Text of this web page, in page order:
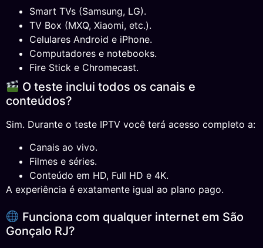
Smart TVs (Samsung, LG).
TV Box (MXQ, Xiaomi, etc.).
Celulares Android e iPhone.
Computadores e notebooks.
Fire Stick e Chromecast.
O teste inclui todos os canais e
conteúdos?
Sim. Durante o teste IPTV você terá acesso completo a:
Canais ao vivo.
Filmes e séries.
Conteúdo em HD, Full HD e 4K.
A experiência é exatamente igual ao plano pago.
Funciona com qualquer internet em São
Gonçalo RJ?